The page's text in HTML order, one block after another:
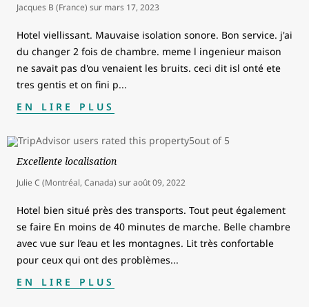
Jacques B (France) sur mars 17, 2023
Hotel viellissant. Mauvaise isolation sonore. Bon service. j'ai
du changer 2 fois de chambre. meme l ingenieur maison
ne savait pas d'ou venaient les bruits. ceci dit isl onté ete
tres gentis et on fini p...
EN LIRE PLUS
Excellente localisation
Julie C (Montréal, Canada) suraoût 09, 2022
Hotel bien situé près des transports. Tout peut également
se faire En moins de 40 minutes de marche. Belle chambre
avec vue sur l’eau et les montagnes. Lit très confortable
pour ceux qui ont des problèmes...
EN LIRE PLUS